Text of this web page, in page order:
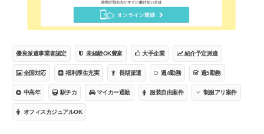
優良派遣事業者認定 未経験OK豊富 大手企業 紹介予定派遣
全国対応 福利厚生充実 長期派遣 週4勤務 週5勤務
中高年 駅チカ マイカー通勤 服装自由案件 制服アリ案件
オフィスカジュアルOK